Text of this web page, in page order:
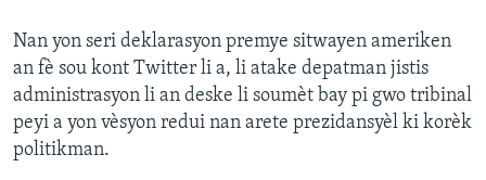
Nan yon seri deklarasyon premye sitwayen ameriken
an fè sou kont Twitter li a, li atake depatman jistis
administrasyon li an deske li soumèt bay pi gwo tribinal
peyi a yon vèsyon redui nan arete prezidansyèl ki korèk
politikman.